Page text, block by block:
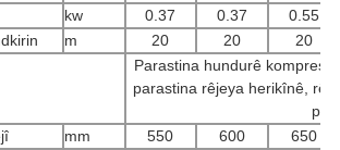
kw 0.37 0.37
0.55
m 20 20 20
Parastina hundurê
parastina rêjeya herikînê,
mm 550 600
650